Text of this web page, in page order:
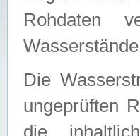
Rohdaten
Die
ungeprüften
die